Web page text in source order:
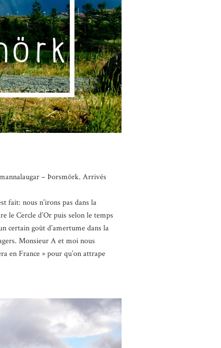
– Þorsmörk. Arrivés
fait: nous n’irons pas dans la
le Cercle d’Or puis selon le temps
certain goût d’amertume dans la
Monsieur A et moi nous
en France » pour qu’on attrape